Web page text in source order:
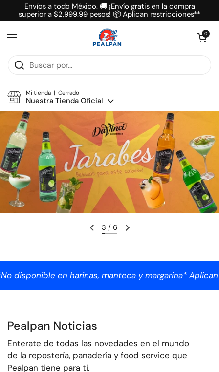
Ir al contenido
Envíos a todo México. 🚚 ¡Envío gratis en la compra
superior a $2,999.99 pesos! 📦 Aplican restricciones**
Abrir menú
Abrir carrito
0
Mi tienda | Cerrado
Nuestra Tienda Oficial
3 / 6
margarina* Aplican restricciones.
Pealpan Noticias
Enterate de todas las novedades en el mundo
de la repostería, panadería y food service que
Pealpan tiene para ti.